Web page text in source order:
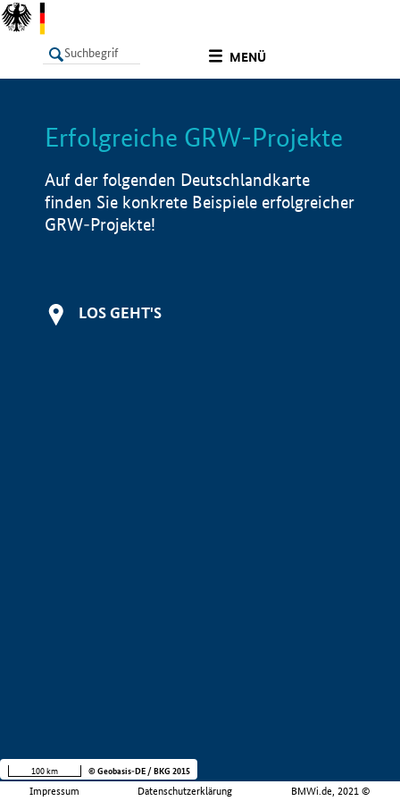
MENÜ
LISTE Info
Erfolgreiche GRW-Projekte
Auf der folgenden Deutschlandkarte
finden Sie konkrete Beispiele erfolgreicher
GRW-Projekte!
LOS GEHT'S
Impressum Datenschutzerklärung BMWi.de, 2021 ©
100 km © Geobasis-DE / BKG 2015